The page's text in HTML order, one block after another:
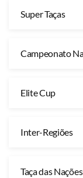
Super Taças
Campeonato
Elite Cup
Inter-Regiões
Taça das Nações